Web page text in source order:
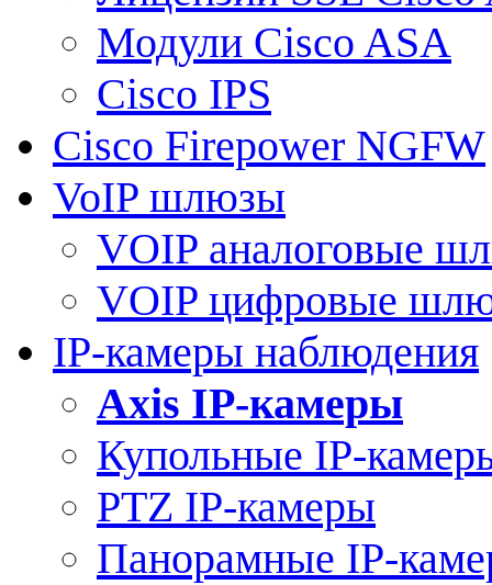
Модули Cisco ASA
Cisco IPS
Cisco Firepower NGFW
VoIP шлюзы
VOIP аналоговые
VOIP цифровые
IP-камеры наблюдения
Axis IP-камеры
Купольные IP-
PTZ IP-камеры
Панорамные IP-